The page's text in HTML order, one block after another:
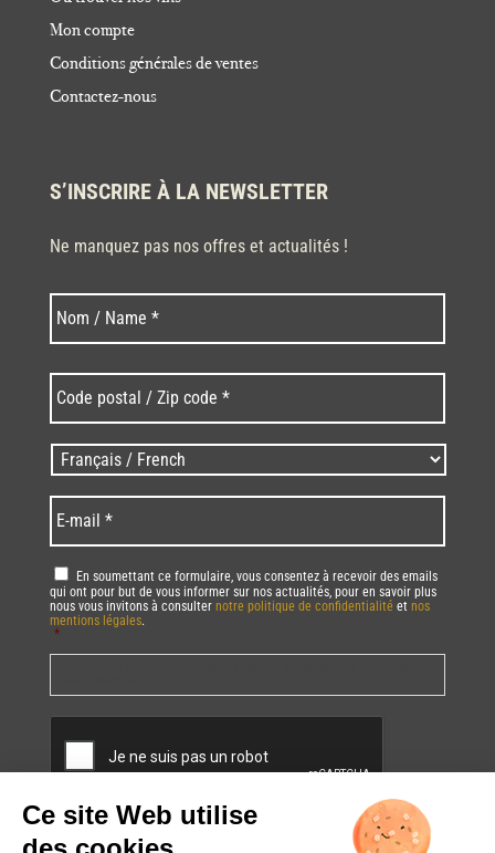
Mon compte
Conditions générales de ventes
Contactez-nous
S’INSCRIRE À LA NEWSLETTER
Ne manquez pas nos offres et actualités !
Nom * Nom
postal
/
Zip
code
* *
Langues
/
Language *
mail *
RGPD *
En soumettant ce formulaire, vous consentez à recevoir des emails
qui ont pour but de vous informer sur nos actualités, pour en savoir plus
nous vous invitons à consulter notre politique de confidentialité et nos
mentions légales.
*